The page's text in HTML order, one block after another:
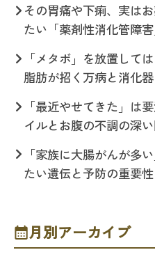
その胃痛や下痢、実は
たい「薬剤性消化管障害
「メタボ」を放置して
脂肪が招く万病と消化
「最近やせてきた」は
イルとお腹の不調の深
「家族に大腸がんが多
たい遺伝と予防の重要性
月別アーカイブ